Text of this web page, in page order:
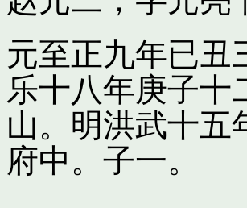
元至正九年已丑
乐十八年庚子十
山。明洪武十五
府中。子一。